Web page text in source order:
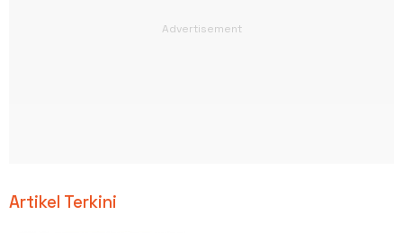
Artikel Terkini